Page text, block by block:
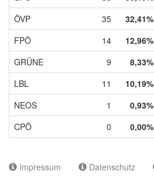
ÖVP
35 32,41%
FPÖ
14 12,96%
GRÜNE
9 8,33%
LBL
11 10,19%
NEOS
1 0,93%
CPÖ
0 0,00%
Impressum Datenschutz